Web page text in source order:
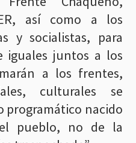
así como a los
y socialistas, para
iguales juntos a los
a los frentes,
culturales se
programático nacido
pueblo, no de la